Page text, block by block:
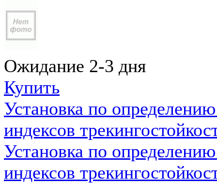
Ожидание 2-3 дня
Купить
Установка по
индексов
Установка по
индексов